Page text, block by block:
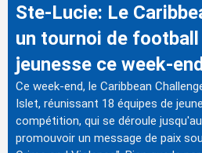
Ste-Lucie: Le
un tournoi de
jeunesse ce week-
Ce week-end, le Caribbean
Islet, réunissant 18 équipes de
compétition, qui se déroule
promouvoir un message de paix